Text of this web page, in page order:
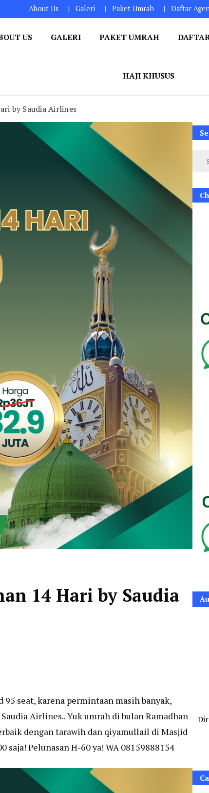
About Us Galeri Paket Umrah Daftar Agen
US GALERI PAKET UMRAH
HAJI KHUSUS
by Saudia Airlines
14 Hari by Saudia
seat, karena permintaan masih banyak,
Airlines.. Yuk umrah di bulan Ramadhan
dengan tarawih dan qiyamullail di Masjid
saja! Pelunasan H-60 ya! WA 08159888154